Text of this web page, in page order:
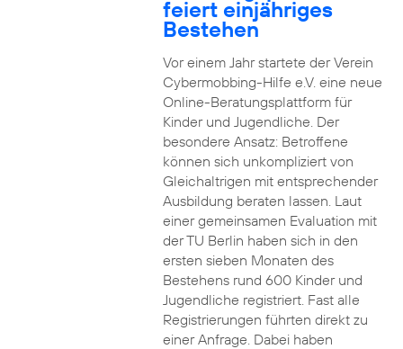
feiert einjähriges
Bestehen
Vor einem Jahr startete der Verein
Cybermobbing-Hilfe e.V. eine neue
Online-Beratungsplattform für
Kinder und Jugendliche. Der
besondere Ansatz: Betroffene
können sich unkompliziert von
Gleichaltrigen mit entsprechender
Ausbildung beraten lassen. Laut
einer gemeinsamen Evaluation mit
der TU Berlin haben sich in den
ersten sieben Monaten des
Bestehens rund 600 Kinder und
Jugendliche registriert. Fast alle
Registrierungen führten direkt zu
einer Anfrage. Dabei haben